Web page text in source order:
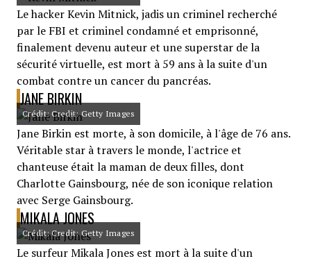
Le hacker Kevin Mitnick, jadis un criminel recherché
par le FBI et criminel condamné et emprisonné,
finalement devenu auteur et une superstar de la
sécurité virtuelle, est mort à 59 ans à la suite d'un
combat contre un cancer du pancréas.
JANE BIRKIN
Crédit: Credit: Getty Images
Jane Birkin est morte, à son domicile, à l'âge de 76 ans.
Véritable star à travers le monde, l'actrice et
chanteuse était la maman de deux filles, dont
Charlotte Gainsbourg, née de son iconique relation
avec Serge Gainsbourg.
MIKALA JONES
Crédit: Credit: Getty Images
Le surfeur Mikala Jones est mort à la suite d'un